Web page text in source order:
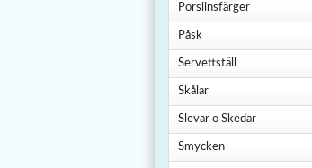
Porslinsfärger
Påsk
Servettställ
Skålar
Slevar o Skedar
Smycken